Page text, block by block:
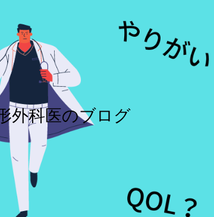
外科医のブログ